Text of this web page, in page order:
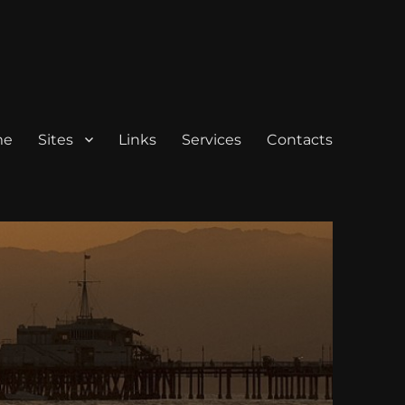
Sites Links Services Contacts